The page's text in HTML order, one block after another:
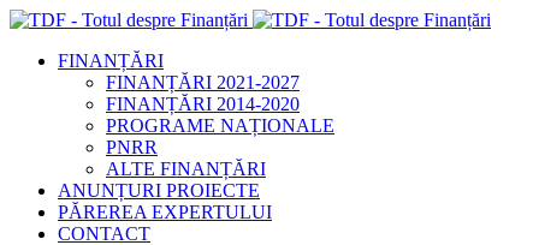
FINANȚĂRI
FINANȚĂRI 2021-2027
FINANȚĂRI 2014-2020
PROGRAME NAȚIONALE
PNRR
ALTE FINANȚĂRI
ANUNȚURI PROIECTE
PĂREREA EXPERTULUI
CONTACT